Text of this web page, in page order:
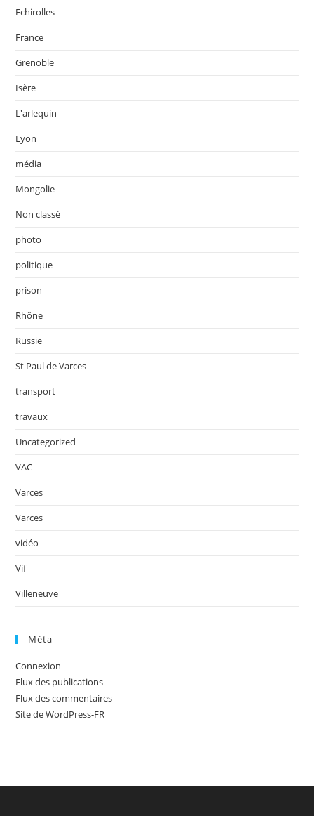
Echirolles
France
Grenoble
Isère
L'arlequin
Lyon
média
Mongolie
Non classé
photo
politique
prison
Rhône
Russie
St Paul de Varces
transport
travaux
Uncategorized
VAC
Varces
Varces
vidéo
Vif
Villeneuve
Méta
Connexion
Flux des publications
Flux des commentaires
Site de WordPress-FR